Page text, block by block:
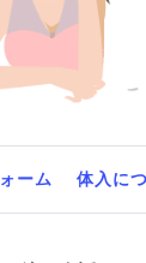
ーム 体入に